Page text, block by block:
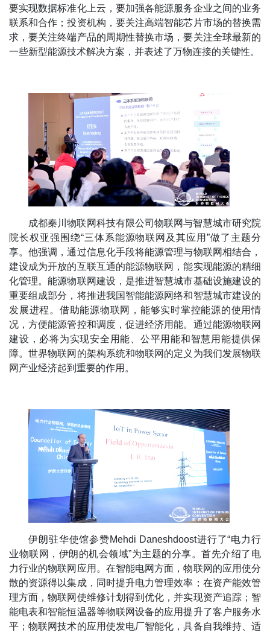
要实现数据标准化上云，要加强各能源服务企业之间的业务
联系和合作；投资机构，要关注高端智能芯片市场的替换需
求，要关注终端产品的周期性替换市场，要关注全球最新的
一些新型能源技术解决方案，并表述了万物连接的关键性。
成都秦川物联网科技有限公司物联网与智慧城市研究院
院长权亚强围绕“三体系能源物联网及其应用”做了主题分
享。他强调，通过信息化手段将能源管理与物联网相结合，
建设成为开放的互联互通的能源物联网，能实现能源的精细
化管理。能源物联网建设，是推进智慧城市基础设施建设的
重要组成部分，将推进我国智能能源网络和智慧城市建设的
发展进程。借助能源物联网，能够实时掌控能源的使用情
况，方便能源管控和调度，促进经济用能。通过能源物联网
建设，必将为实现安全用能、公平用能和智慧用能提供保
障。世界物联网的架构系统和物联网的定义为我们发展物联
网产业经济起到重要的作用。
伊朗驻华使馆参赞Mehdi Daneshdoost进行了“电力行
业物联网，伊朗的机会领域”为主题的分享。首先介绍了电
力行业的物联网应用。在智能电网方面，物联网的应用使分
散的资源得以集成，同时提升电力管理效率；在资产能效管
理方面，物联网使维修计划得到优化，并实现资产追踪；智
能电表和智能恒温器等物联网设备的应用提升了客户服务水
平；物联网技术的应用使发电厂智能化，具备自我维持、适